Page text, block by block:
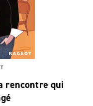
rencontre qui